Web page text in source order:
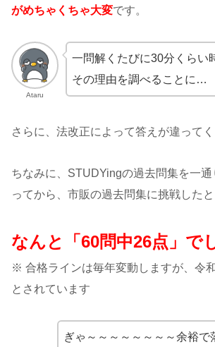
がめちゃくちゃ大変です。
Ataru
一問解くたびに30分くらい
その理由を調べることに…
さらに、法改正によって答えが違って
ちなみに、STUDYingの過去問集を一
ってから、市販の過去問集に挑戦した
なんと「60問中26点」で
※ 合格ラインは毎年変動しますが、令
とされています
ぎゃ～～～～～～～～余裕で